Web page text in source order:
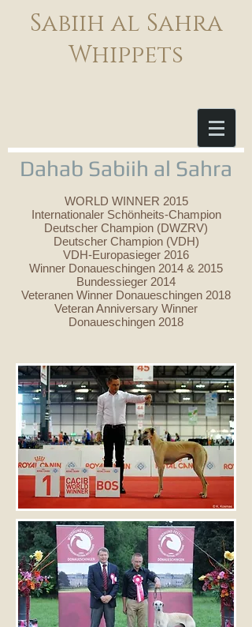
Sabiih al Sahra
Whippets
Dahab Sabiih al Sahra
WORLD WINNER 2015
Internationaler Schönheits-Champion
Deutscher Champion (DWZRV)
Deutscher Champion (VDH)
VDH-Europasieger 2016
Winner Donaueschingen 2014 & 2015
Bundessieger 2014
Veteranen Winner Donaueschingen 2018
Veteran Anniversary Winner
Donaueschingen 2018